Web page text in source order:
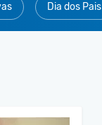
Dia dos Pais